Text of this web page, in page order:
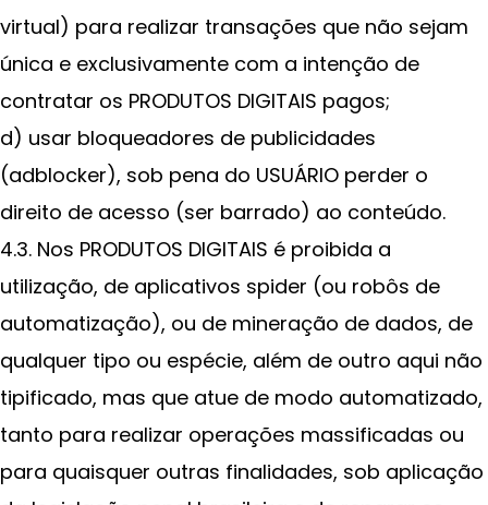
virtual) para realizar transações que não sejam
única e exclusivamente com a intenção de
contratar os PRODUTOS DIGITAIS pagos;
d) usar bloqueadores de publicidades
(adblocker), sob pena do USUÁRIO perder o
direito de acesso (ser barrado) ao conteúdo.
4.3. Nos PRODUTOS DIGITAIS é proibida a
utilização, de aplicativos spider (ou robôs de
automatização), ou de mineração de dados, de
qualquer tipo ou espécie, além de outro aqui não
tipificado, mas que atue de modo automatizado,
tanto para realizar operações massificadas ou
para quaisquer outras finalidades, sob aplicação